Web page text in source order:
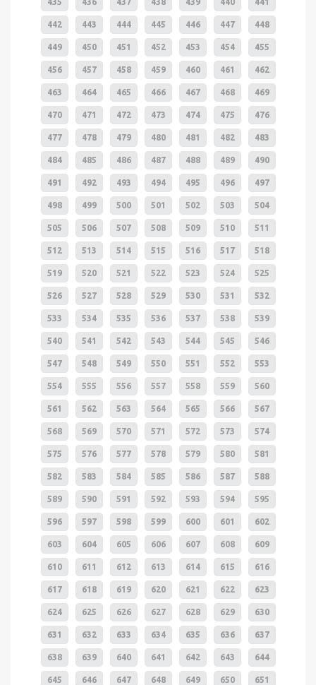
442 443 444 445 446 447 448
449 450 451 452 453 454 455
456 457 458 459 460 461 462
463 464 465 466 467 468 469
470 471 472 473 474 475 476
477 478 479 480 481 482 483
484 485 486 487 488 489 490
491 492 493 494 495 496 497
498 499 500 501 502 503 504
505 506 507 508 509 510 511
512 513 514 515 516 517 518
519 520 521 522 523 524 525
526 527 528 529 530 531 532
533 534 535 536 537 538 539
540 541 542 543 544 545 546
547 548 549 550 551 552 553
554 555 556 557 558 559 560
561 562 563 564 565 566 567
568 569 570 571 572 573 574
575 576 577 578 579 580 581
582 583 584 585 586 587 588
589 590 591 592 593 594 595
596 597 598 599 600 601 602
603 604 605 606 607 608 609
610 611 612 613 614 615 616
617 618 619 620 621 622 623
624 625 626 627 628 629 630
631 632 633 634 635 636 637
638 639 640 641 642 643 644
645 646 647 648 649 650 651